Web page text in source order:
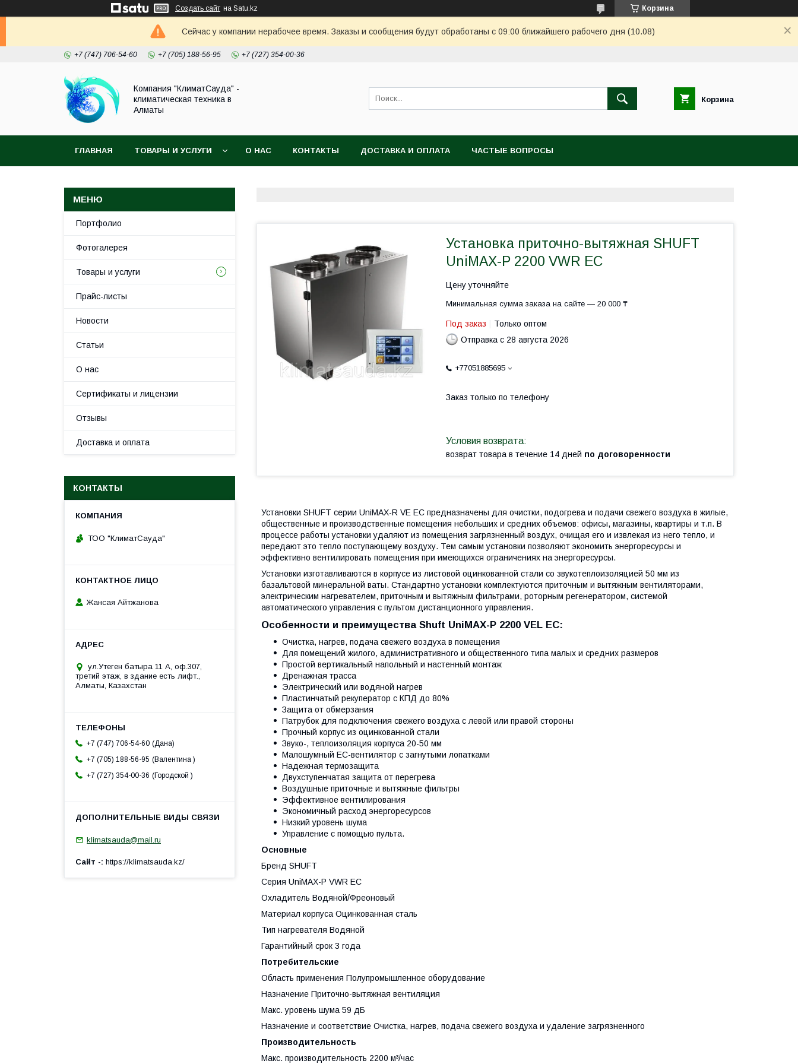
Создать сайт на Satu.kz Корзина
Сейчас у компании нерабочее время. Заказы и сообщения будут обработаны с 09:00 ближайшего рабочего дня (10.08)
+7 (747) 706-54-60 +7 (705) 188-56-95 +7 (727) 354-00-36
Компания "КлиматСауда" -
климатическая техника в
Алматы
Корзина
ГЛАВНАЯ ТОВАРЫ И УСЛУГИ О НАС КОНТАКТЫ ДОСТАВКА И ОПЛАТА ЧАСТЫЕ ВОПРОСЫ
Установка приточно-вытяжная SHUFT
UniMAX-P 2200 VWR EC
Цену уточняйте
Минимальная сумма заказа на сайте — 20 000 ₸
Под заказ
Только оптом
Отправка с 28 августа 2026
+77051885695
Заказ только по телефону
возврат товара в течение 14 дней по договоренности
Установки SHUFT серии UniMAX-R VE EC предназначены для очистки, подогрева и подачи свежего воздуха в жилые,
общественные и производственные помещения небольших и средних объемов: офисы, магазины, квартиры и т.п. В
процессе работы установки удаляют из помещения загрязненный воздух, очищая его и извлекая из него тепло, и
передают это тепло поступающему воздуху. Тем самым установки позволяют экономить энергоресурсы и
эффективно вентилировать помещения при имеющихся ограничениях на энергоресурсы.
Установки изготавливаются в корпусе из листовой оцинкованной стали со звукотеплоизоляцией 50 мм из
базальтовой минеральной ваты. Стандартно установки комплектуются приточным и вытяжным вентиляторами,
электрическим нагревателем, приточным и вытяжным фильтрами, роторным регенератором, системой
автоматического управления с пультом дистанционного управления.
Особенности и преимущества Shuft UniMAX-P 2200 VEL EC:
Очистка, нагрев, подача свежего воздуха в помещения
Для помещений жилого, административного и общественного типа малых и средних размеров
Простой вертикальный напольный и настенный монтаж
Дренажная трасса
Электрический или водяной нагрев
Пластинчатый рекуператор с КПД до 80%
Защита от обмерзания
Патрубок для подключения свежего воздуха с левой или правой стороны
Прочный корпус из оцинкованной стали
Звуко-, теплоизоляция корпуса 20-50 мм
Малошумный ЕС-вентилятор с загнутыми лопатками
Надежная термозащита
Двухступенчатая защита от перегрева
Воздушные приточные и вытяжные фильтры
Эффективное вентилирования
Экономичный расход энергоресурсов
Низкий уровень шума
Управление с помощью пульта.
Основные
Бренд SHUFT
Серия UniMAX-P VWR EC
Охладитель Водяной/Фреоновый
Материал корпуса Оцинкованная сталь
Тип нагревателя Водяной
Гарантийный срок 3 года
Потребительские
Область применения Полупромышленное оборудование
Назначение Приточно-вытяжная вентиляция
Макс. уровень шума 59 дБ
Назначение и соответствие Очистка, нагрев, подача свежего воздуха и удаление загрязненного
Производительность
Макс. производительность 2200 м³/час
Портфолио
Фотогалерея
Товары и услуги
Прайс-листы
Новости
Статьи
О нас
Сертификаты и лицензии
Отзывы
Доставка и оплата
КОНТАКТЫ
ТОО "КлиматСауда"
Жансая Айтжанова
ул.Утеген батыра 11 А, оф.307,
третий этаж, в здание есть лифт.,
Алматы, Казахстан
+7 (747) 706-54-60 Дана
+7 (705) 188-56-95
Валентина
+7 (727) 354-00-36
Городской
klimatsauda@mail.ru
Сайт - https://klimatsauda.kz/